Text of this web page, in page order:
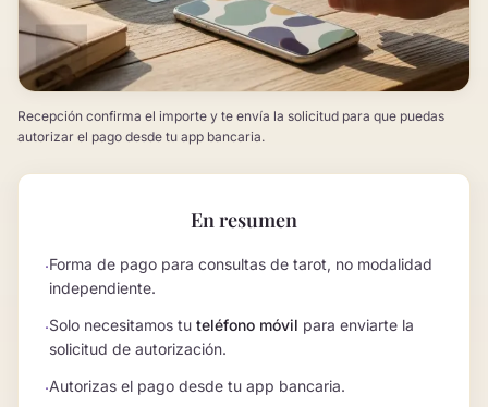
Recepción confirma el importe y te envía la solicitud para que puedas
autorizar el pago desde tu app bancaria.
En resumen
·Forma de pago para consultas de tarot, no modalidad
independiente.
·Solo necesitamos tu teléfono móvil para enviarte la
solicitud de autorización.
·Autorizas el pago desde tu app bancaria.